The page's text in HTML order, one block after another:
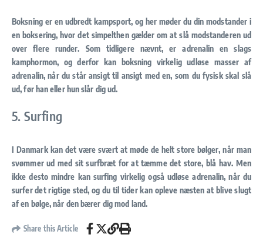
Boksning er en udbredt kampsport, og her møder du din modstander i
en boksering, hvor det simpelthen gælder om at slå modstanderen ud
over flere runder. Som tidligere nævnt, er adrenalin en slags
kamphormon, og derfor kan boksning virkelig udløse masser af
adrenalin, når du står ansigt til ansigt med en, som du fysisk skal slå
ud, før han eller hun slår dig ud.
5. Surfing
I Danmark kan det være svært at møde de helt store bølger, når man
svømmer ud med sit surfbræt for at tæmme det store, blå hav. Men
ikke desto mindre kan surfing virkelig også udløse adrenalin, når du
surfer det rigtige sted, og du til tider kan opleve næsten at blive slugt
af en bølge, når den bærer dig mod land.
Share this Article